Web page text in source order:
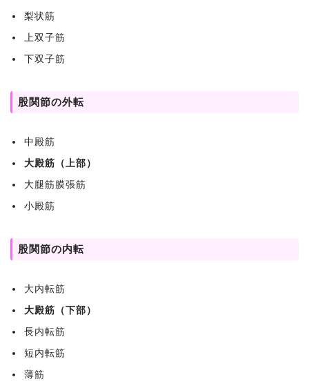
梨状筋
上双子筋
下双子筋
股関節の外転
中殿筋
大殿筋（上部）
大腿筋膜張筋
小殿筋
股関節の内転
大内転筋
大殿筋（下部）
長内転筋
短内転筋
薄筋